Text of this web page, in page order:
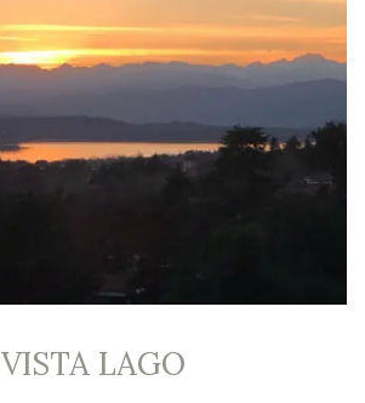
VISTA LAGO